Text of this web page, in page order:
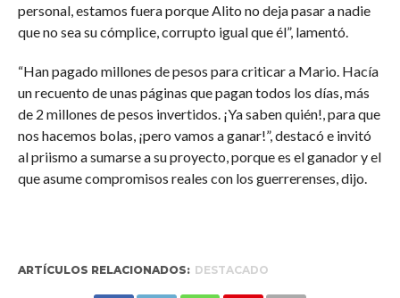
personal, estamos fuera porque Alito no deja pasar a nadie
que no sea su cómplice, corrupto igual que él”, lamentó.
“Han pagado millones de pesos para criticar a Mario. Hacía
un recuento de unas páginas que pagan todos los días, más
de 2 millones de pesos invertidos. ¡Ya saben quién!, para que
nos hacemos bolas, ¡pero vamos a ganar!”, destacó e invitó
al priismo a sumarse a su proyecto, porque es el ganador y el
que asume compromisos reales con los guerrerenses, dijo.
ARTÍCULOS RELACIONADOS: DESTACADO